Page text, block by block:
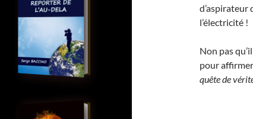
d’aspirateur
l’électricité !
Non pas
pour affirmer
quête de